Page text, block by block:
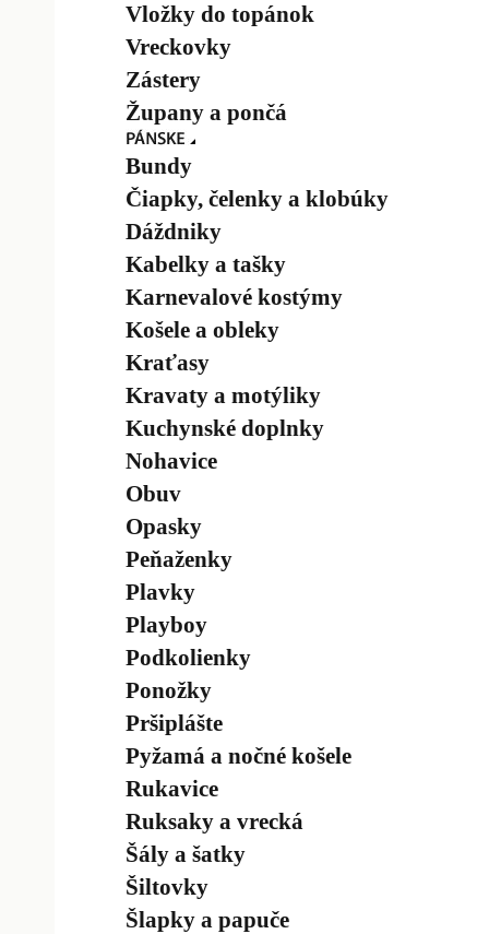
Vložky do topánok
Vreckovky
Zástery
Župany a pončá
Bundy
Čiapky, čelenky a klobúky
Dáždniky
Kabelky a tašky
Karnevalové kostýmy
Košele a obleky
Kraťasy
Kravaty a motýliky
Kuchynské doplnky
Nohavice
Obuv
Opasky
Peňaženky
Plavky
Playboy
Podkolienky
Ponožky
Pršiplášte
Pyžamá a nočné košele
Rukavice
Ruksaky a vrecká
Šály a šatky
Šiltovky
Šlapky a papuče